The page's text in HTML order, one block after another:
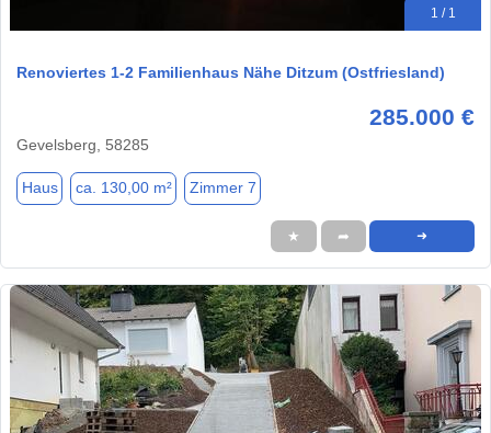
1 / 1
Renoviertes 1-2 Familienhaus Nähe Ditzum (Ostfriesland)
285.000 €
Gevelsberg, 58285
Haus ca. 130,00 m² Zimmer 7
★ ➦ ➜